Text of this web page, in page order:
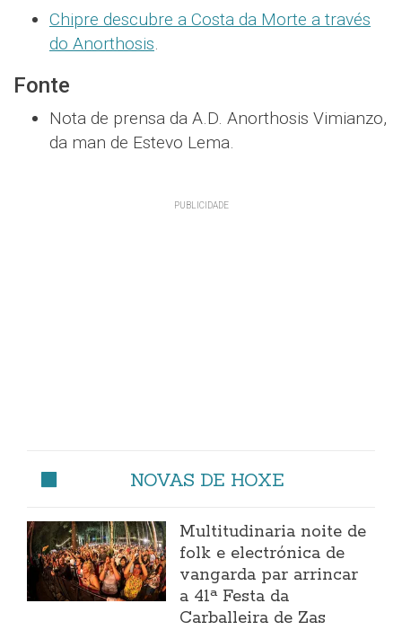
Chipre descubre a Costa da Morte a través
do Anorthosis.
Fonte
Nota de prensa da A.D. Anorthosis Vimianzo,
da man de Estevo Lema.
NOVAS DE HOXE
Multitudinaria noite de
folk e electrónica de
vangarda par arrincar
a 41ª Festa da
Carballeira de Zas